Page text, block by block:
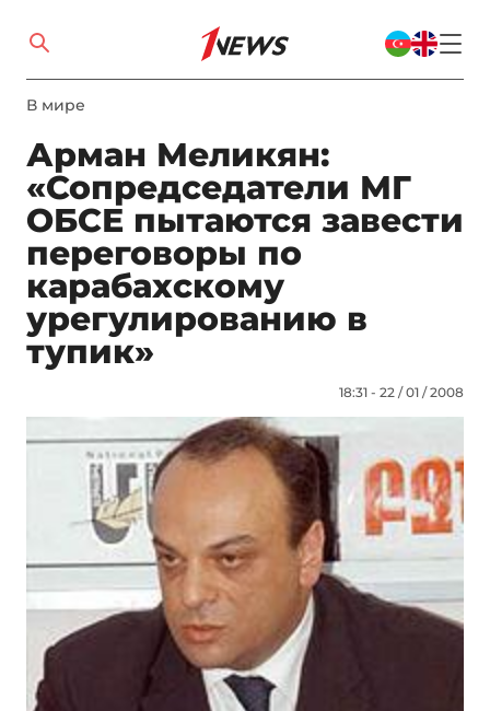
В мире
Арман Меликян:
«Сопредседатели МГ
ОБСЕ пытаются завести
переговоры по
карабахскому
урегулированию в
тупик»
18:31 - 22 / 01 / 2008